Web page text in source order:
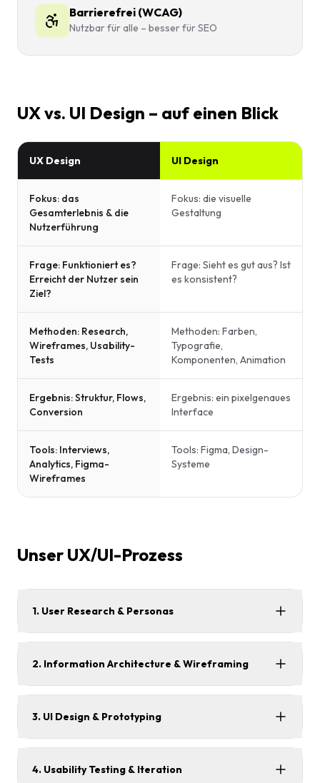
Barrierefrei (WCAG)
Nutzbar für alle – besser für SEO
UX vs. UI Design – auf einen Blick
UX Design UI Design
Fokus: das
Gesamterlebnis & die
Nutzerführung
Fokus: die visuelle
Gestaltung
Frage: Funktioniert es?
Erreicht der Nutzer sein
Ziel?
Frage: Sieht es gut aus? Ist
es konsistent?
Methoden: Research,
Wireframes, Usability-
Tests
Methoden: Farben,
Typografie,
Komponenten, Animation
Ergebnis: Struktur, Flows,
Conversion
Ergebnis: ein pixelgenaues
Interface
Tools: Interviews,
Analytics, Figma-
Wireframes
Tools: Figma, Design-
Systeme
Unser UX/UI-Prozess
1. User Research & Personas
2. Information Architecture & Wireframing
3. UI Design & Prototyping
4. Usability Testing & Iteration